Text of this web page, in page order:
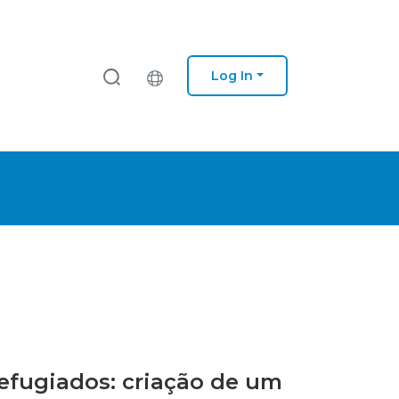
Log In
criação de um